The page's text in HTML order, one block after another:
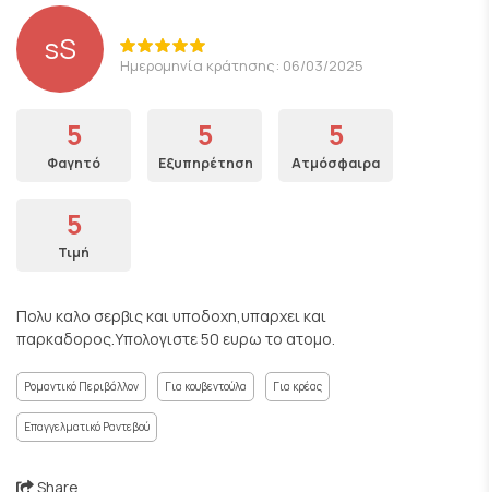
sS Ημερομηνία κράτησης: 06/03/2025
5
Φαγητό
5
Εξυπηρέτηση
5
Ατμόσφαιρα
5
Τιμή
Πολυ καλο σερβις και υποδοχη,υπαρχει και
παρκαδορος.Υπολογιστε 50 ευρω το ατομο.
Ρομαντικό Περιβάλλον Για κουβεντούλα Για κρέας
Επαγγελματικό Ραντεβού
Share